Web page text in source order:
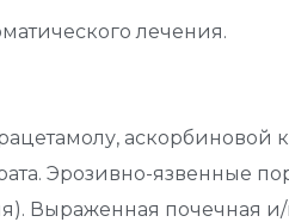
лечения.
аскорбиновой
Эрозивно-язвенные
Выраженная почечная